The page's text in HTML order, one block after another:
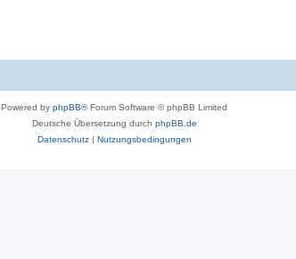
Powered by phpBB® Forum Software © phpBB Limited
Deutsche Übersetzung durch phpBB.de
Datenschutz| Nutzungsbedingungen